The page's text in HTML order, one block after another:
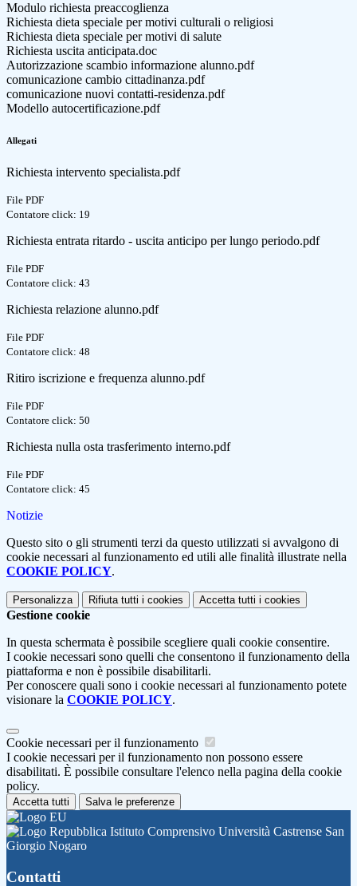
Modulo richiesta preaccoglienza
Richiesta dieta speciale per motivi culturali o religiosi
Richiesta dieta speciale per motivi di salute
Richiesta uscita anticipata.doc
Autorizzazione scambio informazione alunno.pdf
comunicazione cambio cittadinanza.pdf
comunicazione nuovi contatti-residenza.pdf
Modello autocertificazione.pdf
Allegati
Richiesta intervento specialista.pdf
File PDF
Contatore click: 19
Richiesta entrata ritardo - uscita anticipo per lungo periodo.pdf
File PDF
Contatore click: 43
Richiesta relazione alunno.pdf
File PDF
Contatore click: 48
Ritiro iscrizione e frequenza alunno.pdf
File PDF
Contatore click: 50
Richiesta nulla osta trasferimento interno.pdf
File PDF
Contatore click: 45
Notizie
Questo sito o gli strumenti terzi da questo utilizzati si avvalgono di
cookie necessari al funzionamento ed utili alle finalità illustrate nella
COOKIE POLICY.
Personalizza Rifiuta tutti i cookies Accetta tutti i cookies
Gestione cookie
In questa schermata è possibile scegliere quali cookie consentire.
I cookie necessari sono quelli che consentono il funzionamento della
piattaforma e non è possibile disabilitarli.
Per conoscere quali sono i cookie necessari al funzionamento potete
visionare la COOKIE POLICY.
Cookie necessari per il funzionamento
I cookie necessari per il funzionamento non possono essere
disabilitati. È possibile consultare l'elenco nella pagina della cookie
policy.
Accetta tutti Salva le preferenze
Istituto Comprensivo Università Castrense San
Giorgio Nogaro
Contatti